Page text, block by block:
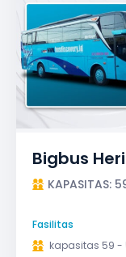
Bigbus
KAPASITAS:
Fasilitas
kapasitas 59 -